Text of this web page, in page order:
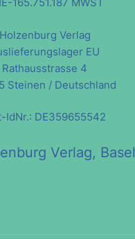
165.751.187 MWST
Holzenburg Verlag
EU
Rathausstrasse 4
Steinen / Deutschland
IdNr.: DE359655542
Verlag, Basel